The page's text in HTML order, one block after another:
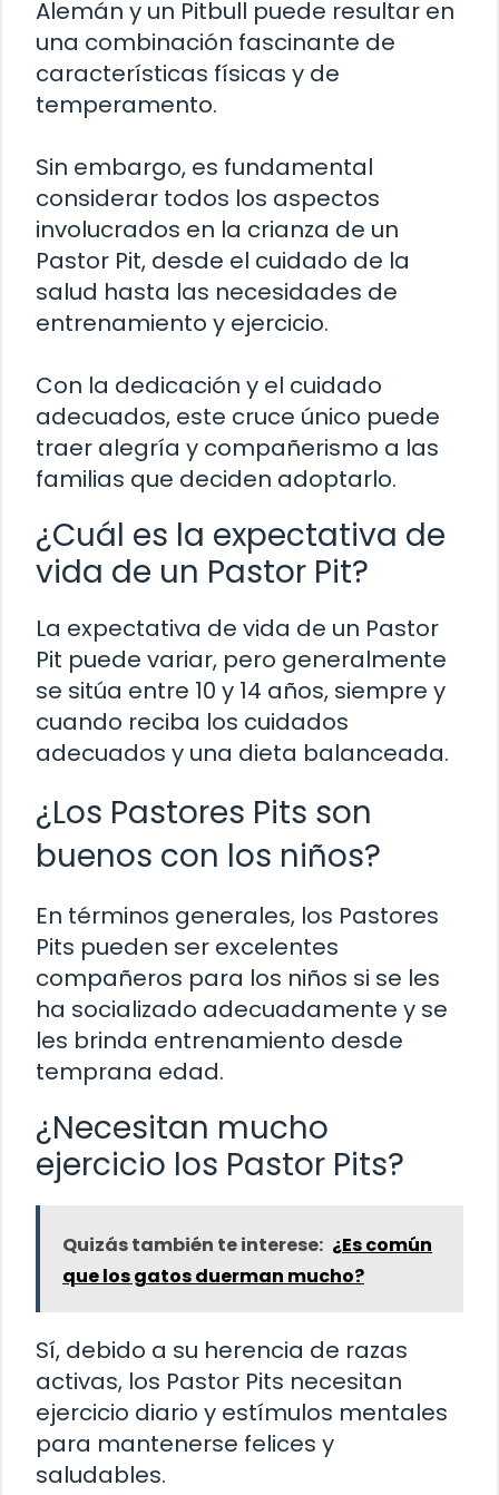
Alemán y un Pitbull puede resultar en
una combinación fascinante de
características físicas y de
temperamento.
Sin embargo, es fundamental
considerar todos los aspectos
involucrados en la crianza de un
Pastor Pit, desde el cuidado de la
salud hasta las necesidades de
entrenamiento y ejercicio.
Con la dedicación y el cuidado
adecuados, este cruce único puede
traer alegría y compañerismo a las
familias que deciden adoptarlo.
¿Cuál es la expectativa de
vida de un Pastor Pit?
La expectativa de vida de un Pastor
Pit puede variar, pero generalmente
se sitúa entre 10 y 14 años, siempre y
cuando reciba los cuidados
adecuados y una dieta balanceada.
¿Los Pastores Pits son
buenos con los niños?
En términos generales, los Pastores
Pits pueden ser excelentes
compañeros para los niños si se les
ha socializado adecuadamente y se
les brinda entrenamiento desde
temprana edad.
¿Necesitan mucho
ejercicio los Pastor Pits?
Quizás también te interese: ¿Es común
que los gatos duerman mucho?
Sí, debido a su herencia de razas
activas, los Pastor Pits necesitan
ejercicio diario y estímulos mentales
para mantenerse felices y
saludables.